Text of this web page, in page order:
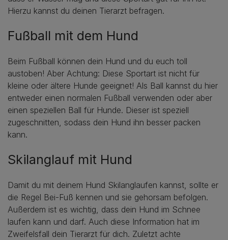
Hierzu kannst du deinen Tierarzt befragen.
Fußball mit dem Hund
Beim Fußball können dein Hund und du euch toll
austoben! Aber Achtung: Diese Sportart ist nicht für
kleine oder ältere Hunde geeignet! Als Ball kannst du hier
entweder einen normalen Fußball verwenden oder aber
einen speziellen Ball für Hunde. Dieser ist speziell
zugeschnitten, sodass dein Hund ihn besser packen
kann.
Skilanglauf mit Hund
Damit du mit deinem Hund Skilanglaufen kannst, sollte er
die Regel Bei-Fuß kennen und sie gehorsam befolgen.
Außerdem ist es wichtig, dass dein Hund im Schnee
laufen kann und darf. Auch diese Information hat im
Zweifelsfall dein Tierarzt für dich. Zuletzt achte